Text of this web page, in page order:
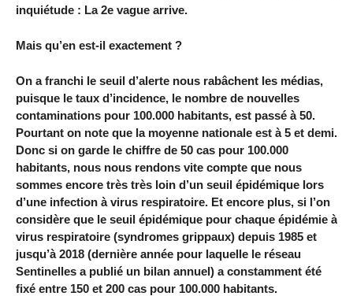
inquiétude : La 2e vague arrive.
Mais qu’en est-il exactement ?
On a franchi le seuil d’alerte nous rabâchent les médias,
puisque le taux d’incidence, le nombre de nouvelles
contaminations pour 100.000 habitants, est passé à 50.
Pourtant on note que la moyenne nationale est à 5 et demi.
Donc si on garde le chiffre de 50 cas pour 100.000
habitants, nous nous rendons vite compte que nous
sommes encore très très loin d’un seuil épidémique lors
d’une infection à virus respiratoire. Et encore plus, si l’on
considère que le seuil épidémique pour chaque épidémie à
virus respiratoire (syndromes grippaux) depuis 1985 et
jusqu’à 2018 (dernière année pour laquelle le réseau
Sentinelles a publié un bilan annuel) a constamment été
fixé entre 150 et 200 cas pour 100.000 habitants.